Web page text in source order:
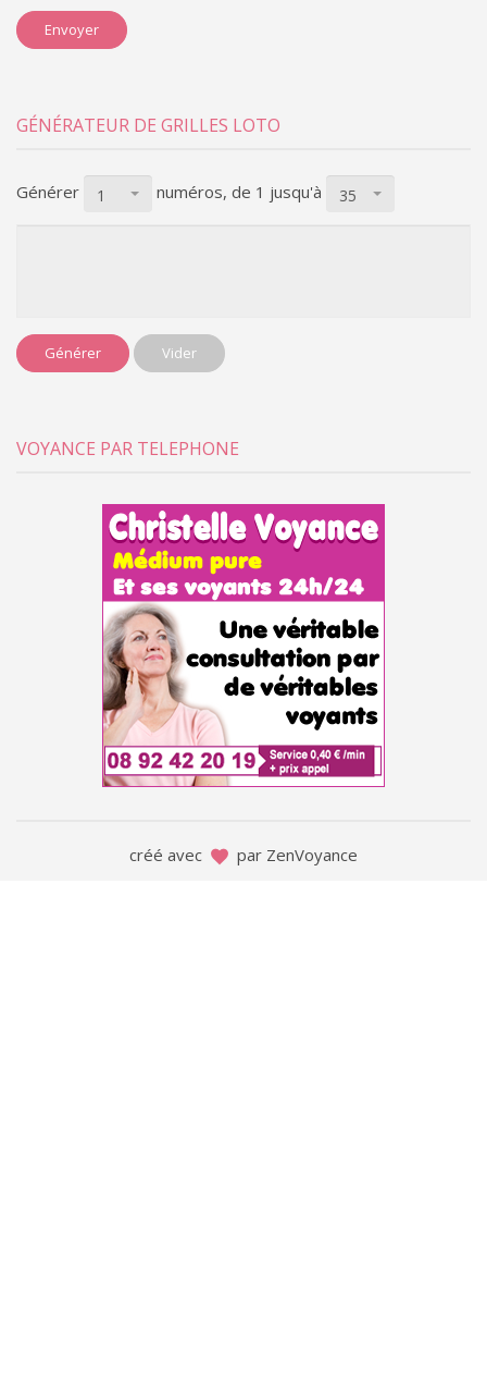
Envoyer
GÉNÉRATEUR DE GRILLES LOTO
Générer 1 numéros, de 1 jusqu'à 35
Générer Vider
VOYANCE PAR TELEPHONE
créé avec par ZenVoyance